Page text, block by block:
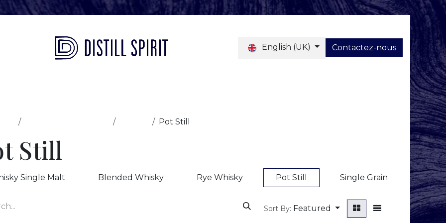
English (UK) Contactez-nous
Pot Still
Still
Single Malt Blended Whisky Rye Whisky Pot Still Single Grain
Sort By: Featured